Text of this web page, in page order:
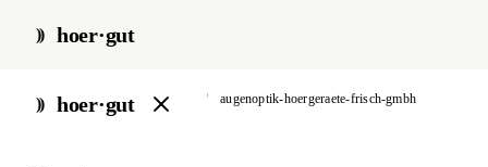
hoer·gut
hoer·gut
start / akustiker / rotenburg / augenoptik-hoergeraete-frisch-gmbh